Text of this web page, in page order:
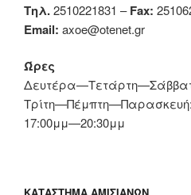
Τηλ.2510221831 –Fax:
Email: axoe@otenet.gr
Ώρες
17:00μμ—20:30μμ